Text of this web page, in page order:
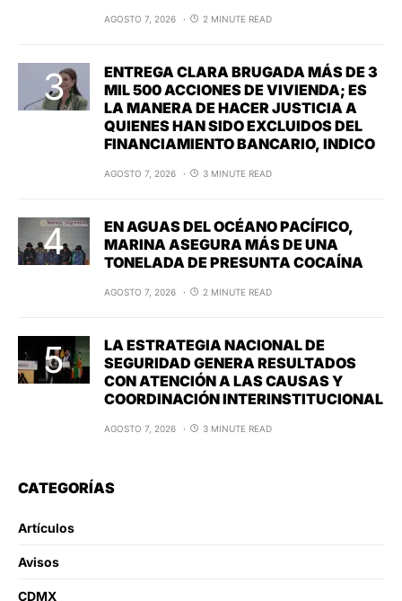
AGOSTO 7, 2026 2 MINUTE READ
ENTREGA CLARA BRUGADA MÁS DE 3
MIL 500 ACCIONES DE VIVIENDA; ES
LA MANERA DE HACER JUSTICIA A
QUIENES HAN SIDO EXCLUIDOS DEL
FINANCIAMIENTO BANCARIO, INDICO
AGOSTO 7, 2026 3 MINUTE READ
EN AGUAS DEL OCÉANO PACÍFICO,
MARINA ASEGURA MÁS DE UNA
TONELADA DE PRESUNTA COCAÍNA
AGOSTO 7, 2026 2 MINUTE READ
LA ESTRATEGIA NACIONAL DE
SEGURIDAD GENERA RESULTADOS
CON ATENCIÓN A LAS CAUSAS Y
COORDINACIÓN INTERINSTITUCIONAL
AGOSTO 7, 2026 3 MINUTE READ
CATEGORÍAS
Artículos
Avisos
CDMX